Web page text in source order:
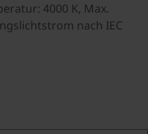
4000 K, Max.
nach IEC